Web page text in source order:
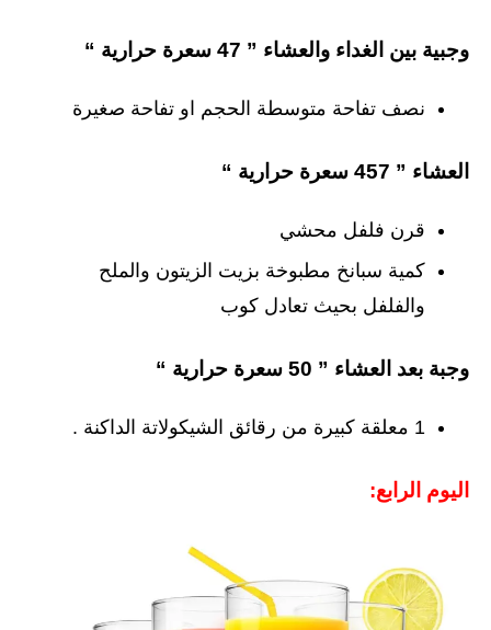
وجبية بين الغداء والعشاء ” 47 سعرة حرارية “
نصف تفاحة متوسطة الحجم او تفاحة صغيرة
العشاء ” 457 سعرة حرارية “
قرن فلفل محشي
كمية سبانخ مطبوخة بزيت الزيتون والملح
والفلفل بحيث تعادل كوب
وجبة بعد العشاء ” 50 سعرة حرارية “
1 معلقة كبيرة من رقائق الشيكولاتة الداكنة .
اليوم الرابع: